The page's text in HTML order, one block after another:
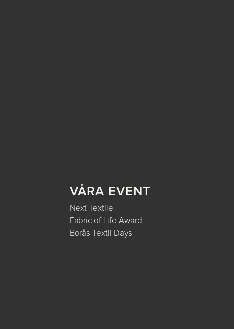
VÅRA EVENT
Next Textile
Fabric of Life Award
Borås Textil Days